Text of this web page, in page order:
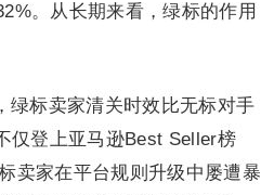
。从长期来看，绿标的作用
绿标卖家清关时效比无标对手
仅登上亚马逊Best Seller榜
卖家在平台规则升级中屡遭暴